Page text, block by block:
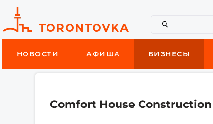
НОВОСТИ АФИША БИЗНЕСЫ
Comfort House Construction